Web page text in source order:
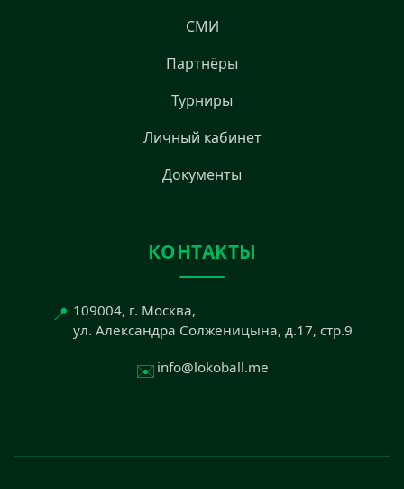
СМИ
Партнёры
Турниры
Личный кабинет
Документы
КОНТАКТЫ
📍 109004, г. Москва,
ул. Александра Солженицына, д.17, стр.9
✉️ info@lokoball.me